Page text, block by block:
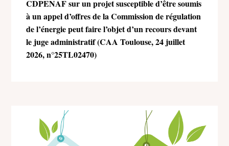
CDPENAF sur un projet susceptible d’être soumis
à un appel d’offres de la Commission de régulation
de l’énergie peut faire l’objet d’un recours devant
le juge administratif (CAA Toulouse, 24 juillet
2026, n°25TL02470)